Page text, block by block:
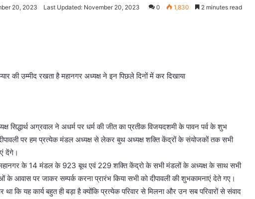
20, 2023 Last Updated: November 20, 2023 0 1,830 2 minutes read
की उम्मीद रखता है महानगर अध्यक्ष ने इन पिछले दिनों में कर दिखाया
सिद्धार्थ अग्रवाल ने अधर्म पर धर्म की जीत का प्रतीक विजयदशमी के पावन पर्व के शुभ
पर हम प्रत्येक मंडल अध्यक्ष से लेकर बुथ अध्यक्ष शक्ति केंद्रों के संयोजकों तक सभी
देंगे।
महानगर के 14 मंडल के 923 बूथ एवं 229 शक्ति केंद्रो के सभी मंडलों के अध्यक्ष के साथ सभी
के आवास पर जाकर सम्पर्क करना प्रारंभ किया सभी को दीपावली की शुभकामनाएं देते गए।
कि यह कार्य बहुत ही बड़ा है क्योंकि प्रत्येक परिवार से मिलना और उन सब परिवारों से संवाद